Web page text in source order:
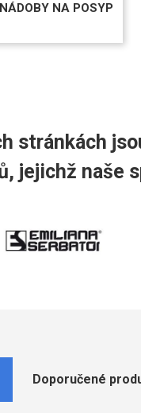
NA POSYP
stránkách
jejichž naše
Doporučené